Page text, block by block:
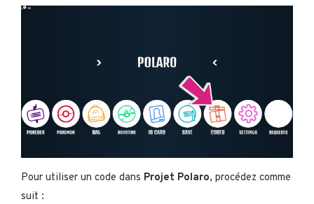
Pour utiliser un code dans Projet Polaro, procédez comme
suit :